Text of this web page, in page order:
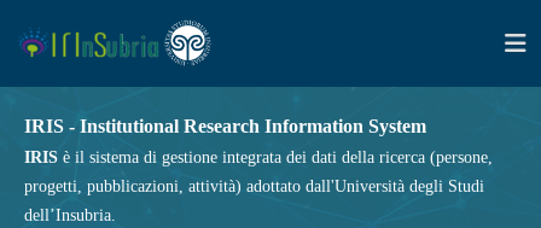
IRIS - Institutional Research Information System
IRIS è il sistema di gestione integrata dei dati della ricerca (persone,
progetti, pubblicazioni, attività) adottato dall'Università degli Studi
dell’Insubria.